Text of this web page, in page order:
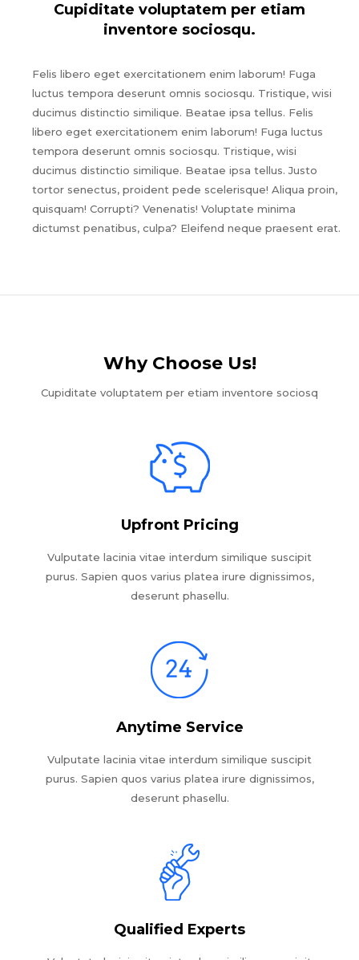
Cupiditate voluptatem per etiam
inventore sociosqu.
Felis libero eget exercitationem enim laborum! Fuga
luctus tempora deserunt omnis sociosqu. Tristique, wisi
ducimus distinctio similique. Beatae ipsa tellus. Felis
libero eget exercitationem enim laborum! Fuga luctus
tempora deserunt omnis sociosqu. Tristique, wisi
ducimus distinctio similique. Beatae ipsa tellus. Justo
tortor senectus, proident pede scelerisque! Aliqua proin,
quisquam! Corrupti? Venenatis! Voluptate minima
dictumst penatibus, culpa? Eleifend neque praesent erat.
Why Choose Us!​
Cupiditate voluptatem per etiam inventore sociosq
Upfront Pricing
Vulputate lacinia vitae interdum similique suscipit
purus. Sapien quos varius platea irure dignissimos,
deserunt phasellu.
Anytime Service
Vulputate lacinia vitae interdum similique suscipit
purus. Sapien quos varius platea irure dignissimos,
deserunt phasellu.
Qualified Experts